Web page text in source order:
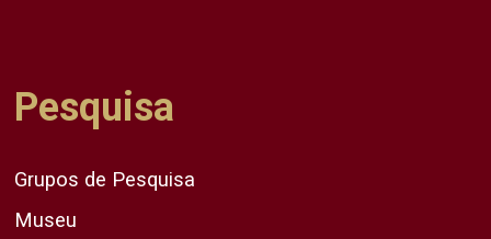
Pesquisa
Grupos de Pesquisa
Museu